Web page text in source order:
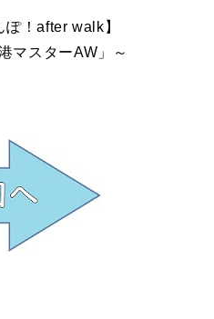
ぽ！after walk】
マスターAW」～